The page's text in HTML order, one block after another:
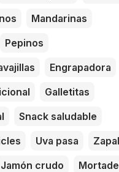
Mandarinas
Pepinos
Engrapadora
Galletitas
Snack saludable
Uva pasa
Jamón crudo